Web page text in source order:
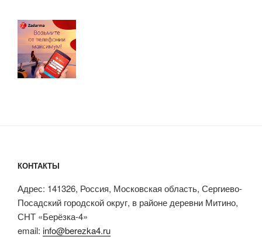
КОНТАКТЫ
Адрес: 141326, Россия, Московская область, Сергиево-
Посадский городской округ, в районе деревни Митино,
СНТ «Берёзка-4»
email: info@berezka4.ru